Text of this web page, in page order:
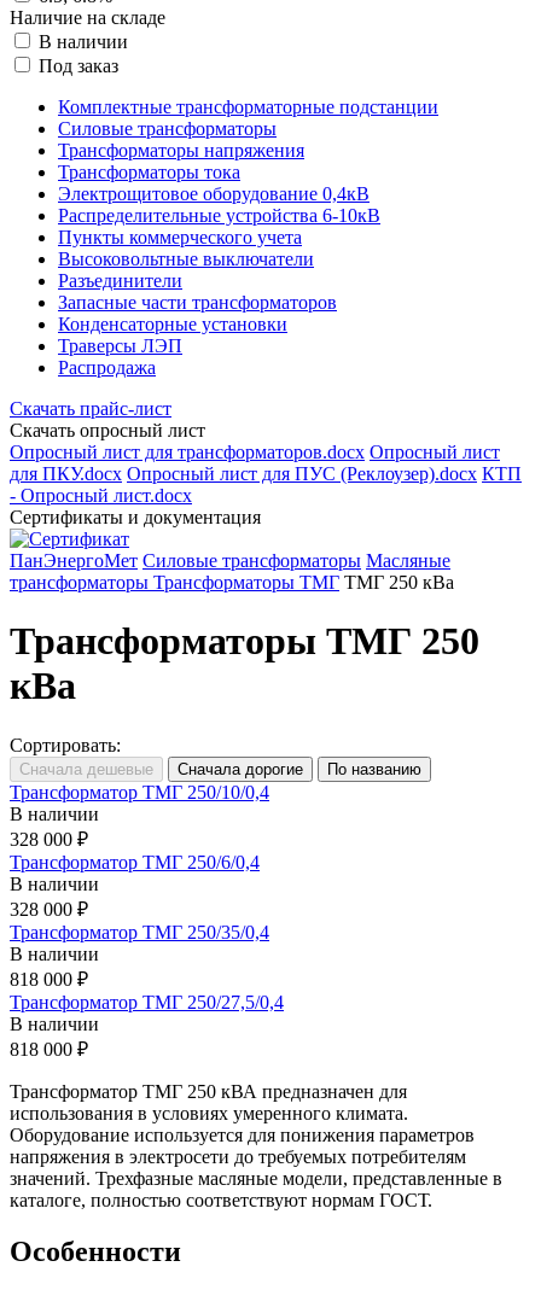
Наличие на складе
В наличии
Под заказ
Комплектные трансформаторные подстанции
Силовые трансформаторы
Трансформаторы напряжения
Трансформаторы тока
Электрощитовое оборудование 0,4кВ
Распределительные устройства 6-10кВ
Пункты коммерческого учета
Высоковольтные выключатели
Разъединители
Запасные части трансформаторов
Конденсаторные установки
Траверсы ЛЭП
Распродажа
Скачать прайс-лист
Скачать опросный лист
Опросный лист для трансформаторов.docx Опросный лист
для ПКУ.docx Опросный лист для ПУС (Реклоузер).docx КТП
- Опросный лист.docx
Сертификаты и документация
ПанЭнергоМет Силовые трансформаторы Масляные
трансформаторы Трансформаторы ТМГ ТМГ 250 кВа
Трансформаторы ТМГ 250
кВа
Сортировать:
Трансформатор ТМГ 250/10/0,4
В наличии
328 000 ₽
Трансформатор ТМГ 250/6/0,4
В наличии
328 000 ₽
Трансформатор ТМГ 250/35/0,4
В наличии
818 000 ₽
Трансформатор ТМГ 250/27,5/0,4
В наличии
818 000 ₽
Трансформатор ТМГ 250 кВА предназначен для
использования в условиях умеренного климата.
Оборудование используется для понижения параметров
напряжения в электросети до требуемых потребителям
значений. Трехфазные масляные модели, представленные в
каталоге, полностью соответствуют нормам ГОСТ.
Особенности